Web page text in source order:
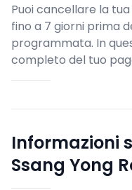
Puoi cancellare la
fino a 7 giorni prima
programmata. In
completo del tuo
Informazioni
Ssang Yong